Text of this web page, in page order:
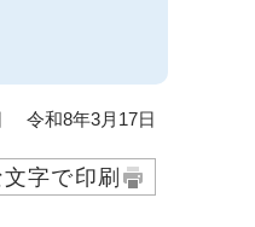
和8年3月17日
字で印刷